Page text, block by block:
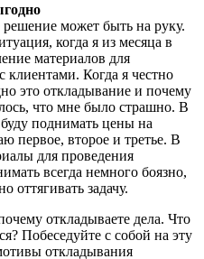
может быть на руку.
когда я из месяца в
материалов для
клиентами. Когда я честно
это откладывание и почему
что мне было страшно. В
поднимать цены на
первое, второе и третье. В
для проведения
всегда немного боязно,
оттягивать задачу.
откладываете дела. Что
Побеседуйте с собой на эту
откладывания